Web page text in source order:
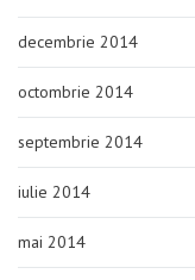
decembrie 2014
octombrie 2014
septembrie 2014
iulie 2014
mai 2014